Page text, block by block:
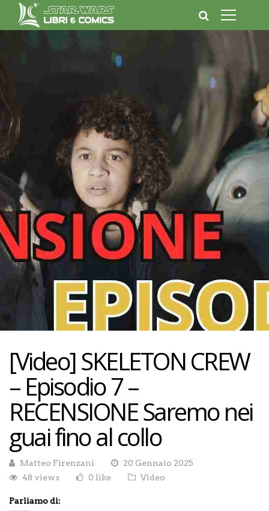
[Video] SKELETON CREW
– Episodio 7 –
RECENSIONE Saremo nei
guai fino al collo
Matteo Firenzani
20 Gennaio 2025
48 views
0 like Video
Parliamo di: